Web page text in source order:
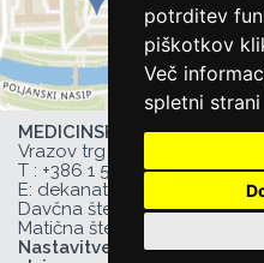
potrditev
piškotkov
Več
spletni strani
MEDICINSKA FAKULTETA
Vrazov trg 2, 1000 Ljubljana,
T : +386 1 543 77 00, F: +386
E: dekanat@mf.uni-lj.si
Davčna številka UL MF:
Matična številka UL MF:
Nastavitve zasebnosti